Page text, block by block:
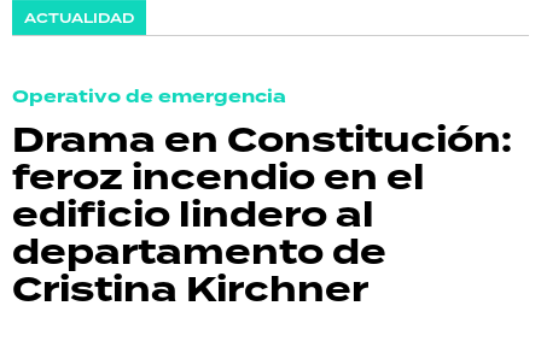
ACTUALIDAD
Operativo de emergencia
Drama en Constitución:
feroz incendio en el
edificio lindero al
departamento de
Cristina Kirchner